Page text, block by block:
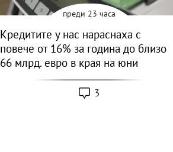
преди 23 часа
Кредитите у нас нараснаха с
повече от 16% за година до близо
66 млрд. евро в края на юни
3